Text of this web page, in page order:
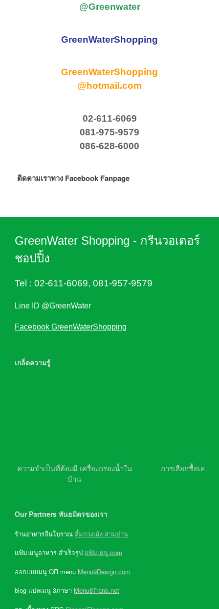
@Greenwater
GreenWaterShopping
GreenWaterShopping
@hotmail.com
02-611-6069
081-975-9579
086-628-6000
ติดตามเราทาง Facebook Fanpage
GreenWater Shopping - กรีนวอเตอร์
ชอปปิ้ง
Tel : 02-611-6069, 081-957-9579
Line ID @GreenWater
Facebook GreenWaterShopping
เกล็ดความรู้
ความจำเป็นที่ต้องมี เครื่องกรองน้ำใน
บ้าน
การเลือกซื้อเครื่อ
Our Partners พันธมิตรของเรา
ร้านอาหารจีนโบราณ ลิ้มกวงเม้ง สามย่าน
แฟ้มเมนูอาหาร สำเร็จรูป แฟ้มเมนู.com
ออกแบบมนู QR menu Menu9Design.com
blog แปลเมนู 3ภาษา Menu8Trans.net